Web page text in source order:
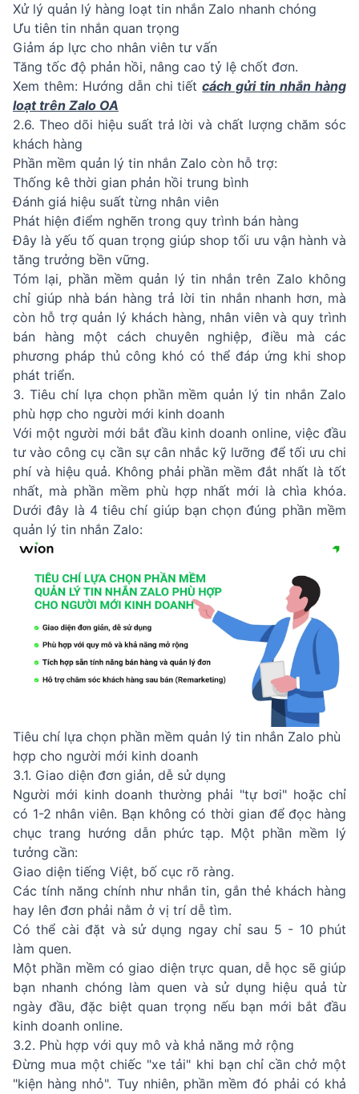
Xử lý quản lý hàng loạt tin nhắn Zalo nhanh chóng
Ưu tiên tin nhắn quan trọng
Giảm áp lực cho nhân viên tư vấn
Tăng tốc độ phản hồi, nâng cao tỷ lệ chốt đơn.
Xem thêm: Hướng dẫn chi tiếtcách gửi tin nhắn hàng
loạt trên Zalo OA
2.6. Theo dõi hiệu suất trả lời và chất lượng chăm sóc
khách hàng
Phần mềm quản lý tin nhắn Zalo còn hỗ trợ:
Thống kê thời gian phản hồi trung bình
Đánh giá hiệu suất từng nhân viên
Phát hiện điểm nghẽn trong quy trình bán hàng
Đây là yếu tố quan trọng giúp shop tối ưu vận hành và
tăng trưởng bền vững.
Tóm lại, phần mềm quản lý tin nhắn trên Zalo không
chỉ giúp nhà bán hàng trả lời tin nhắn nhanh hơn, mà
còn hỗ trợ quản lý khách hàng, nhân viên và quy trình
bán hàng một cách chuyên nghiệp, điều mà các
phương pháp thủ công khó có thể đáp ứng khi shop
phát triển.
3. Tiêu chí lựa chọn phần mềm quản lý tin nhắn Zalo
phù hợp cho người mới kinh doanh
Với một người mới bắt đầu kinh doanh online, việc đầu
tư vào công cụ cần sự cân nhắc kỹ lưỡng để tối ưu chi
phí và hiệu quả. Không phải phần mềm đắt nhất là tốt
nhất, mà phần mềm phù hợp nhất mới là chìa khóa.
Dưới đây là 4 tiêu chí giúp bạn chọn đúng phần mềm
quản lý tin nhắn Zalo:
Tiêu chí lựa chọn phần mềm quản lý tin nhắn Zalo phù
hợp cho người mới kinh doanh
3.1. Giao diện đơn giản, dễ sử dụng
Người mới kinh doanh thường phải "tự bơi" hoặc chỉ
có 1-2 nhân viên. Bạn không có thời gian để đọc hàng
chục trang hướng dẫn phức tạp. Một phần mềm lý
tưởng cần:
Giao diện tiếng Việt, bố cục rõ ràng.
Các tính năng chính như nhắn tin, gắn thẻ khách hàng
hay lên đơn phải nằm ở vị trí dễ tìm.
Có thể cài đặt và sử dụng ngay chỉ sau 5 - 10 phút
làm quen.
Một phần mềm có giao diện trực quan, dễ học sẽ giúp
bạn nhanh chóng làm quen và sử dụng hiệu quả từ
ngày đầu, đặc biệt quan trọng nếu bạn mới bắt đầu
kinh doanh online.
3.2. Phù hợp với quy mô và khả năng mở rộng
Đừng mua một chiếc "xe tải" khi bạn chỉ cần chở một
"kiện hàng nhỏ". Tuy nhiên, phần mềm đó phải có khả